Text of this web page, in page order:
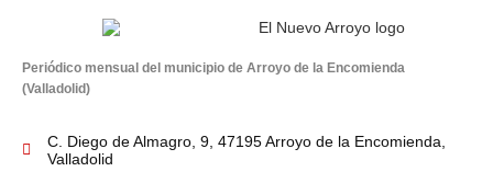
Periódico mensual del municipio de Arroyo de la Encomienda
(Valladolid)
C. Diego de Almagro, 9, 47195 Arroyo de la Encomienda,
Valladolid